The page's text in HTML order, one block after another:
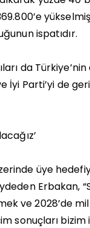
ispatıdır.
da
Parti’yi de
üye
Erbakan,
ve 2028’de
sonuçları